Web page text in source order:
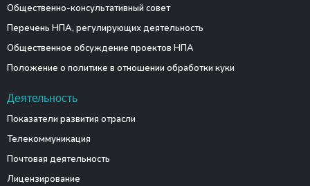
Общественно-консультативный совет
Перечень НПА, регулирующих деятельность
Общественное обсуждение проектов НПА
Положение о политике в отношении обработки куки
Деятельность
Показатели развития отрасли
Телекоммуникация
Почтовая деятельность
Лицензирование